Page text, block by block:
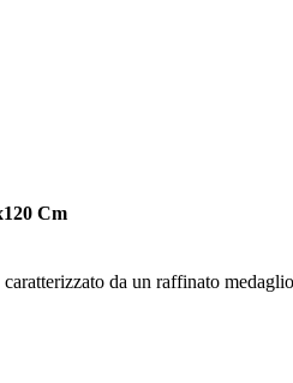
Cm
da un raffinato